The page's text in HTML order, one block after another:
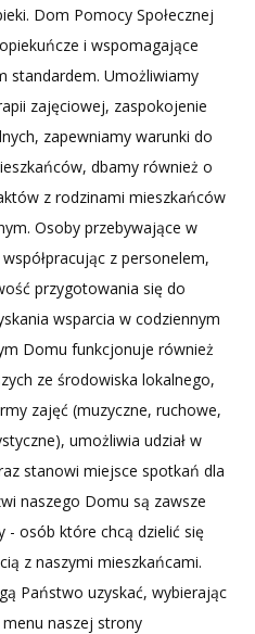
Dom Pomocy Społecznej
i wspomagające
standardem. Umożliwiamy
zajęciowej, zaspokojenie
zapewniamy warunki do
dbamy również o
z rodzinami mieszkańców
Osoby przebywające w
z personelem,
przygotowania się do
wsparcia w codziennym
Domu funkcjonuje również
ze środowiska lokalnego,
zajęć (muzyczne, ruchowe,
umożliwia udział w
stanowi miejsce spotkań dla
naszego Domu są zawsze
osób które chcą dzielić się
z naszymi mieszkańcami.
Państwo uzyskać, wybierając
menu naszej strony